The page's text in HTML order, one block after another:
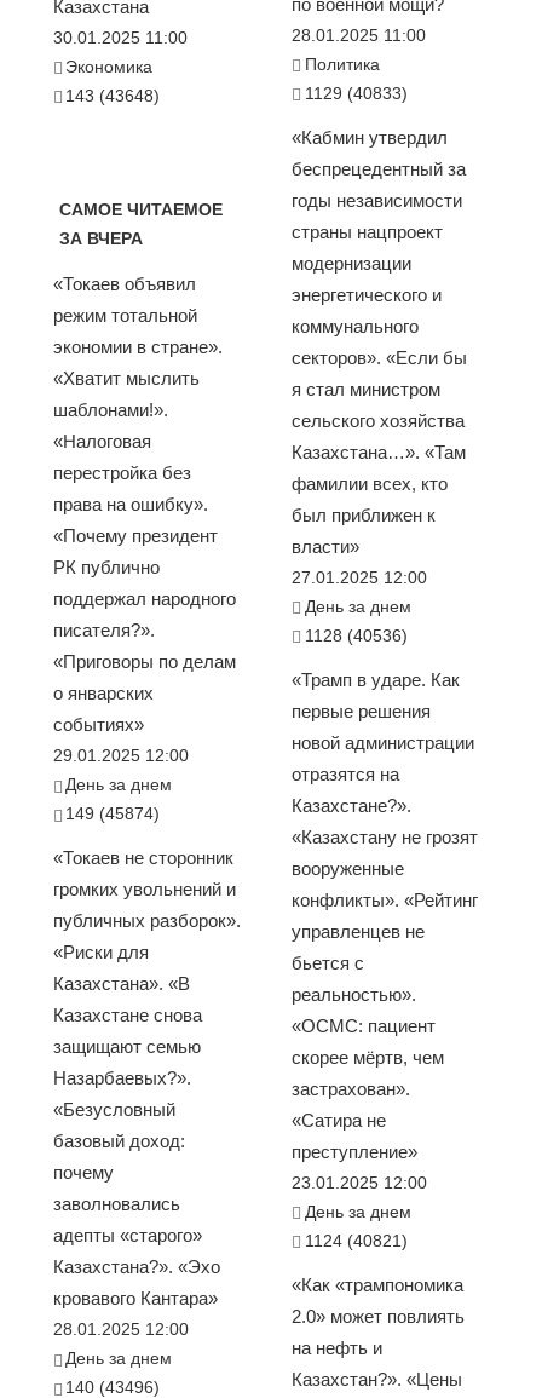
Казахстана
30.01.2025 11:00
Экономика
143 (43648)
САМОЕ ЧИТАЕМОЕ
ЗА ВЧЕРА
«Токаев объявил
режим тотальной
экономии в стране».
«Хватит мыслить
шаблонами!».
«Налоговая
перестройка без
права на ошибку».
«Почему президент
РК публично
поддержал народного
писателя?».
«Приговоры по делам
о январских
событиях»
29.01.2025 12:00
День за днем
149 (45874)
«Токаев не сторонник
громких увольнений и
публичных разборок».
«Риски для
Казахстана». «В
Казахстане снова
защищают семью
Назарбаевых?».
«Безусловный
базовый доход:
почему
заволновались
адепты «старого»
Казахстана?». «Эхо
кровавого Кантара»
28.01.2025 12:00
День за днем
140 (43496)
28.01.2025 11:00
Политика
1129 (40833)
«Кабмин утвердил
беспрецедентный за
годы независимости
страны нацпроект
модернизации
энергетического и
коммунального
секторов». «Если бы
я стал министром
сельского хозяйства
Казахстана…». «Там
фамилии всех, кто
был приближен к
власти»
27.01.2025 12:00
День за днем
1128 (40536)
«Трамп в ударе. Как
первые решения
новой администрации
отразятся на
Казахстане?».
«Казахстану не грозят
вооруженные
конфликты». «Рейтинг
управленцев не
бьется с
реальностью».
«ОСМС: пациент
скорее мёртв, чем
застрахован».
«Сатира не
преступление»
23.01.2025 12:00
День за днем
1124 (40821)
«Как «трампономика
2.0» может повлиять
на нефть и
Казахстан?». «Цены